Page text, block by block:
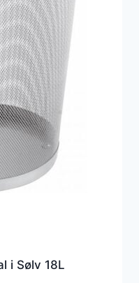
i Sølv 18L